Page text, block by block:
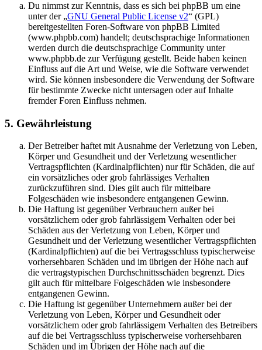
Du nimmst zur Kenntnis, dass es sich bei phpBB um eine
unter der „GNU General Public License v2“ (GPL)
bereitgestellten Foren-Software von phpBB Limited
(www.phpbb.com) handelt; deutschsprachige Informationen
werden durch die deutschsprachige Community unter
www.phpbb.de zur Verfügung gestellt. Beide haben keinen
Einfluss auf die Art und Weise, wie die Software verwendet
wird. Sie können insbesondere die Verwendung der Software
für bestimmte Zwecke nicht untersagen oder auf Inhalte
fremder Foren Einfluss nehmen.
5. Gewährleistung
Der Betreiber haftet mit Ausnahme der Verletzung von Leben,
Körper und Gesundheit und der Verletzung wesentlicher
Vertragspflichten (Kardinalpflichten) nur für Schäden, die auf
ein vorsätzliches oder grob fahrlässiges Verhalten
zurückzuführen sind. Dies gilt auch für mittelbare
Folgeschäden wie insbesondere entgangenen Gewinn.
Die Haftung ist gegenüber Verbrauchern außer bei
vorsätzlichem oder grob fahrlässigem Verhalten oder bei
Schäden aus der Verletzung von Leben, Körper und
Gesundheit und der Verletzung wesentlicher Vertragspflichten
(Kardinalpflichten) auf die bei Vertragsschluss typischerweise
vorhersehbaren Schäden und im übrigen der Höhe nach auf
die vertragstypischen Durchschnittsschäden begrenzt. Dies
gilt auch für mittelbare Folgeschäden wie insbesondere
entgangenen Gewinn.
Die Haftung ist gegenüber Unternehmern außer bei der
Verletzung von Leben, Körper und Gesundheit oder
vorsätzlichem oder grob fahrlässigem Verhalten des Betreibers
auf die bei Vertragsschluss typischerweise vorhersehbaren
Schäden und im Übrigen der Höhe nach auf die